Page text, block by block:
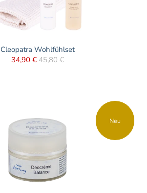
Cleopatra Wohlfühlset
34,90 € 45,80 €
Neu